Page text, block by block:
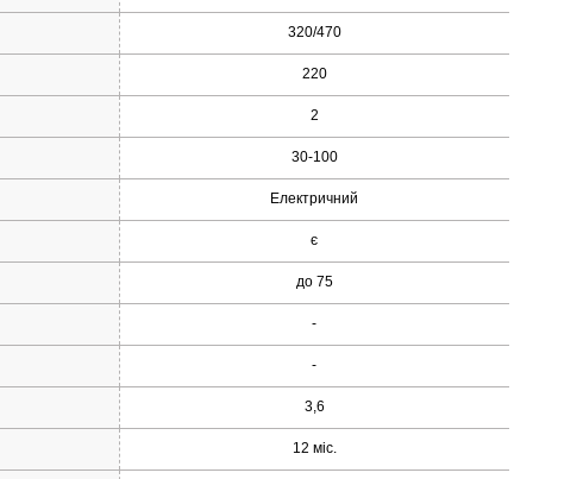
320/470
220
2
30-100
Електричний
є
до 75
-
-
3,6
12 міс.